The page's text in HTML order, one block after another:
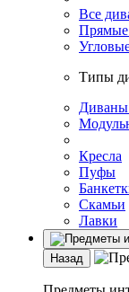
Все
Типы
Диваны
Кресла
Пуфы
Скамьи
Лавки
Назад